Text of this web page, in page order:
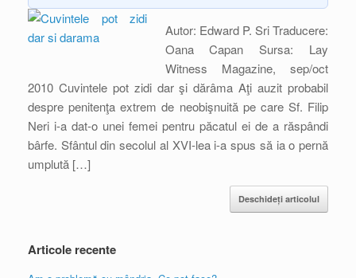
Autor: Edward P. Sri Traducere:
Oana Capan Sursa: Lay
Witness Magazine, sep/oct
2010 Cuvintele pot zidi dar şi dărâma Aţi auzit probabil
despre penitenţa extrem de neobişnuită pe care Sf. Filip
Neri i-a dat-o unei femei pentru păcatul ei de a răspândi
bârfe. Sfântul din secolul al XVI-lea i-a spus să ia o pernă
umplută […]
Deschideți articolul
Articole recente